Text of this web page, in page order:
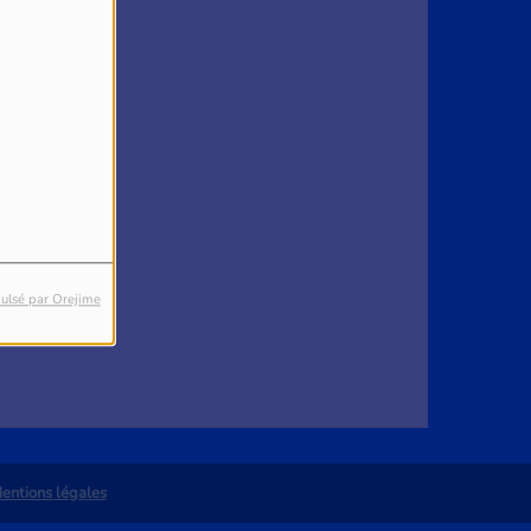
par Orejime
légales